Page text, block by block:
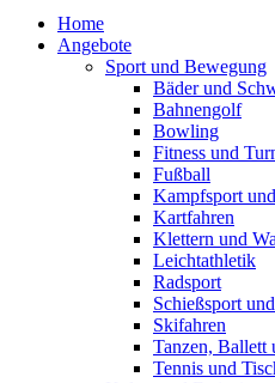
Home
Angebote
Sport und Bewegung
Bäder und
Bahnengolf
Bowling
Fitness und
Fußball
Kampfsport
Kartfahren
Klettern und
Leichtathletik
Radsport
Schießsport
Skifahren
Tanzen, Ballett
Tennis und